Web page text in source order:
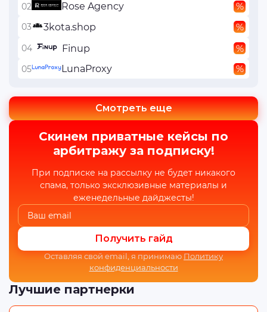
Rose Agency
3kota.shop
Finup
LunaProxy
Смотреть еще
Скинем приватные кейсы по
арбитражу за подписку!
При подписке на рассылку не будет никакого
спама, только эксклюзивные материалы и
еженедельные дайджесты!
Получить гайд
Оставляя свой email, я принимаю Политику
конфиденциальности
Лучшие партнерки